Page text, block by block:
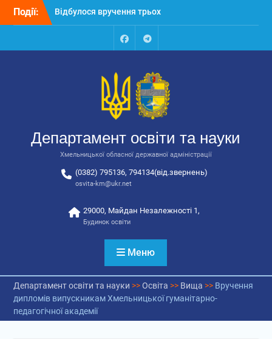
Перейти
Події:
закладів освіти
Відбулося засідання
колегії Департаменту
освіти та науки обласної
Відбулась обласна
відповідальних за
національно-патріотичне
FacebookTalegram
Департамент освіти та науки
Хмельницької обласної державної адміністрації
(0382) 795136, 794134(від.звернень)
osvita-km@ukr.net
29000, Майдан Незалежності 1,
Будинок освіти
Меню
Департамент освіти та науки >>Освіта >> Вища >> Вручення
дипломів випускникам Хмельницької гуманітарно-
педагогічної академії